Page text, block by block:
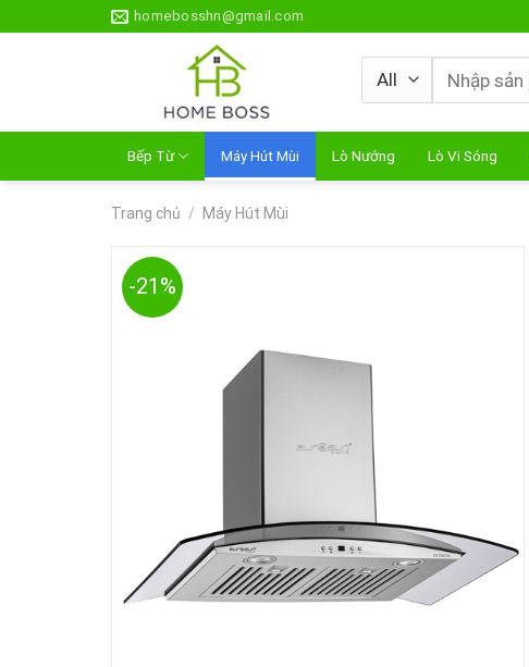
to
homebosshn@gmail.com
Tìm
kiếm:
Bếp Từ Máy Hút Mùi Lò Nướng Lò Vi Sóng
Trang chủ / Máy Hút Mùi
-21%